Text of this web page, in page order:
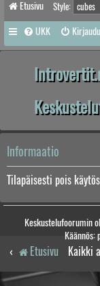
Etusivu Style:
UKK
Informaatio
Tilapäisesti pois
Keskustelufoorumin
Käännös:
Etusivu Kaikki